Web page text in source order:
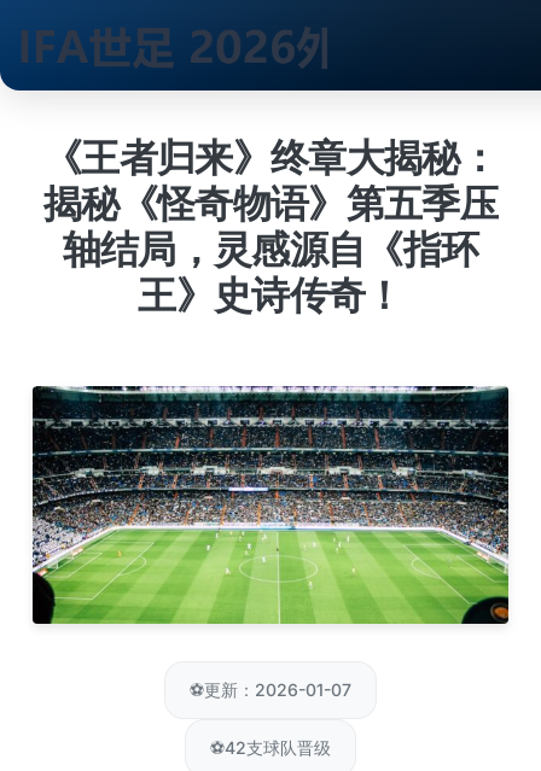
《王者归来》终章大揭秘：
揭秘《怪奇物语》第五季压
轴结局，灵感源自《指环
王》史诗传奇！
⚽更新：2026-01-07
⚽42支球队晋级